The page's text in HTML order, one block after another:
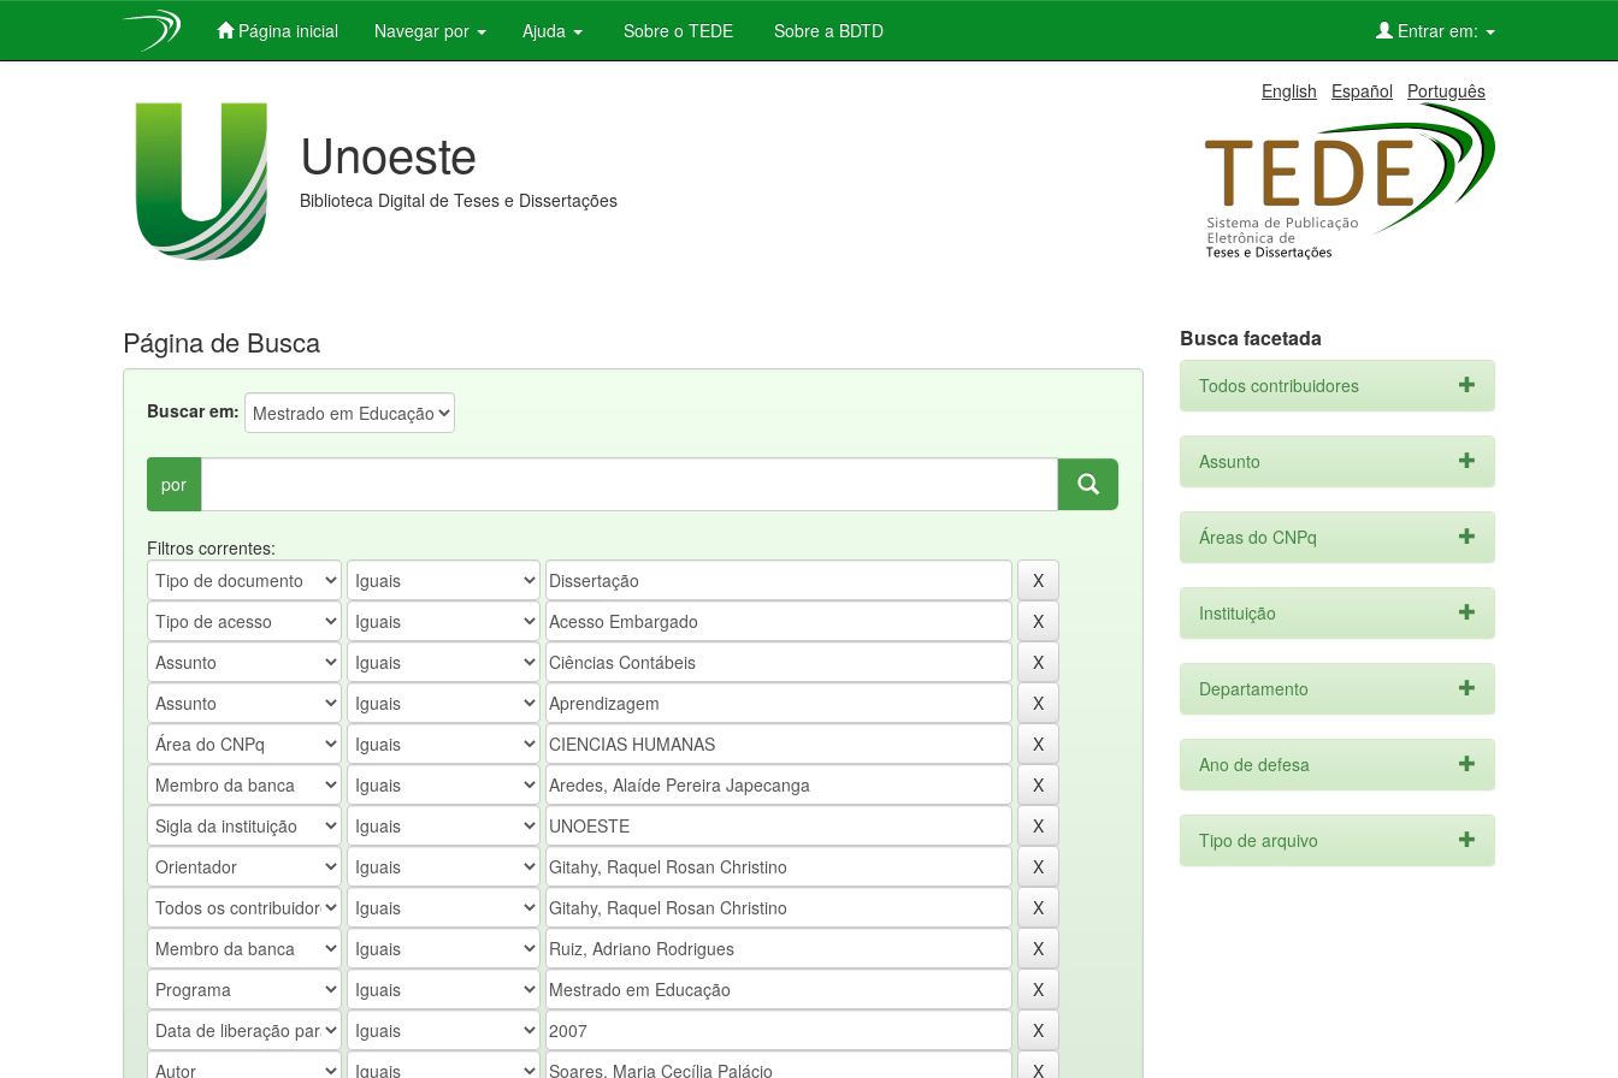
Página inicial Navegar por Ajuda Sobre o TEDE Sobre a BDTD Entrar em:
English Español Português
Unoeste
Biblioteca Digital de Teses e Dissertações
Página de Busca
Buscar em:
por
Filtros correntes:
Busca facetada
Todos contribuidores
Assunto
Áreas do CNPq
Instituição
Departamento
Ano de defesa
Tipo de arquivo